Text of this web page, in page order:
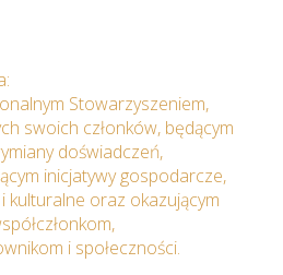
Stowarzyszeniem,
swoich członków, będącym
doświadczeń,
inicjatywy gospodarcze,
kulturalne oraz okazującym
i społeczności.